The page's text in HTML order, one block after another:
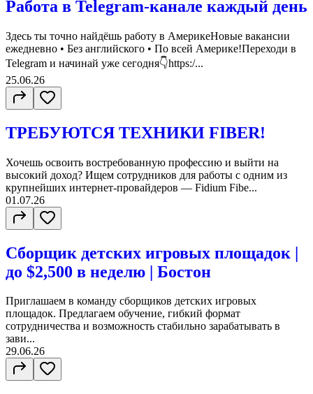
Работа в Telegram-канале каждый день
Здесь ты точно найдёшь работу в АмерикеНовые вакансии
ежедневно • Без английского • По всей Америке!Переходи в
Telegram и начинай уже сегодня👇https:/...
25.06.26
ТРЕБУЮТСЯ ТЕХНИКИ FIBER!
Хочешь освоить востребованную профессию и выйти на
высокий доход? Ищем сотрудников для работы с одним из
крупнейших интернет-провайдеров — Fidium Fibe...
01.07.26
Сборщик детских игровых площадок |
до $2,500 в неделю | Бостон
Приглашаем в команду сборщиков детских игровых
площадок. Предлагаем обучение, гибкий формат
сотрудничества и возможность стабильно зарабатывать в
зави...
29.06.26